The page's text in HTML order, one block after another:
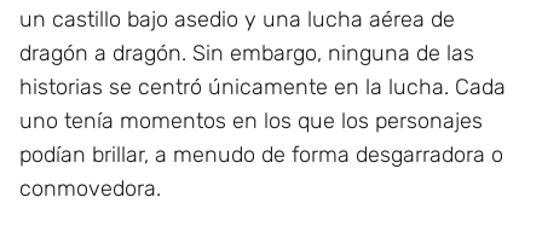
un castillo bajo asedio y una lucha aérea de
dragón a dragón. Sin embargo, ninguna de las
historias se centró únicamente en la lucha. Cada
uno tenía momentos en los que los personajes
podían brillar, a menudo de forma desgarradora o
conmovedora.